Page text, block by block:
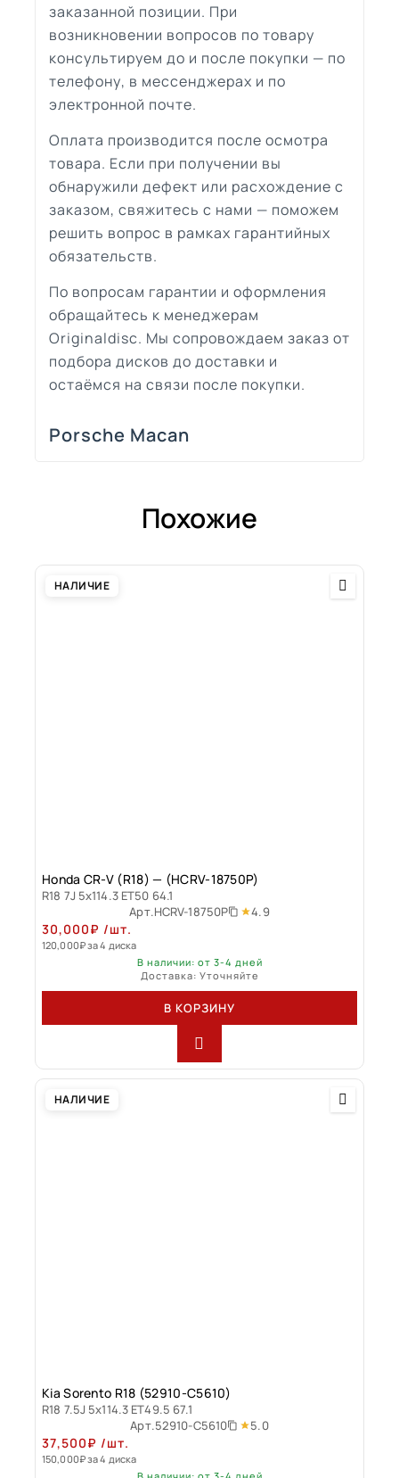
заказанной позиции. При
возникновении вопросов по товару
консультируем до и после покупки — по
телефону, в мессенджерах и по
электронной почте.
Оплата производится после осмотра
товара. Если при получении вы
обнаружили дефект или расхождение с
заказом, свяжитесь с нами — поможем
решить вопрос в рамках гарантийных
обязательств.
По вопросам гарантии и оформления
обращайтесь к менеджерам
Originaldisc. Мы сопровождаем заказ от
подбора дисков до доставки и
остаёмся на связи после покупки.
Porsche Macan
Похожие
НАЛИЧИЕ
Honda CR-V (R18) — (HCRV-18750P)
R18 7J 5x114.3 ET50 64.1
Арт.HCRV-18750P 4.9
30,000₽ /шт.
120,000₽за 4 диска
В наличии: от 3-4 дней
Доставка: Уточняйте
В КОРЗИНУ
НАЛИЧИЕ
Kia Sorento R18 (52910-C5610)
R18 7.5J 5x114.3 ET49.5 67.1
Арт.52910-C5610 5.0
37,500₽ /шт.
150,000₽за 4 диска